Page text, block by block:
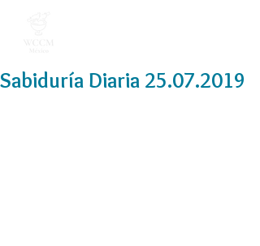
Sabiduría Diaria 25.07.2019